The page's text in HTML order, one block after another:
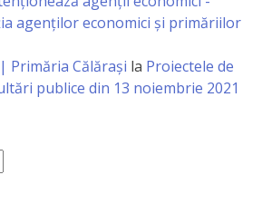
agenților economici și primăriilor
Primăria Călărași la Proiectele de
publice din 13 noiembrie 2021